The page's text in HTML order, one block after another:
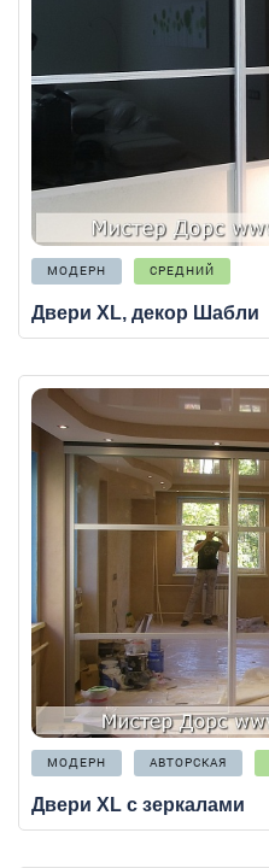
МОДЕРН СРЕДНИЙ
Двери XL, декор Шабли
МОДЕРН АВТОРСКАЯ
Двери XL с зеркалами